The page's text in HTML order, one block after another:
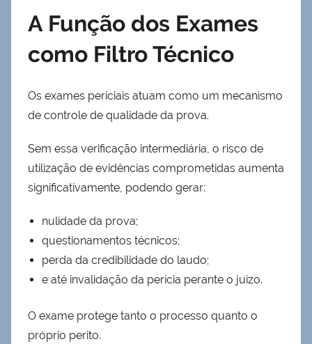
A Função dos Exames
como Filtro Técnico
Os exames periciais atuam como um mecanismo
de controle de qualidade da prova.
Sem essa verificação intermediária, o risco de
utilização de evidências comprometidas aumenta
significativamente, podendo gerar:
nulidade da prova;
questionamentos técnicos;
perda da credibilidade do laudo;
e até invalidação da perícia perante o juízo.
O exame protege tanto o processo quanto o
próprio perito.